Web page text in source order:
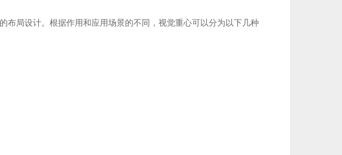
局设计。根据作用和应用场景的不同，视觉重心可以分为以下几种